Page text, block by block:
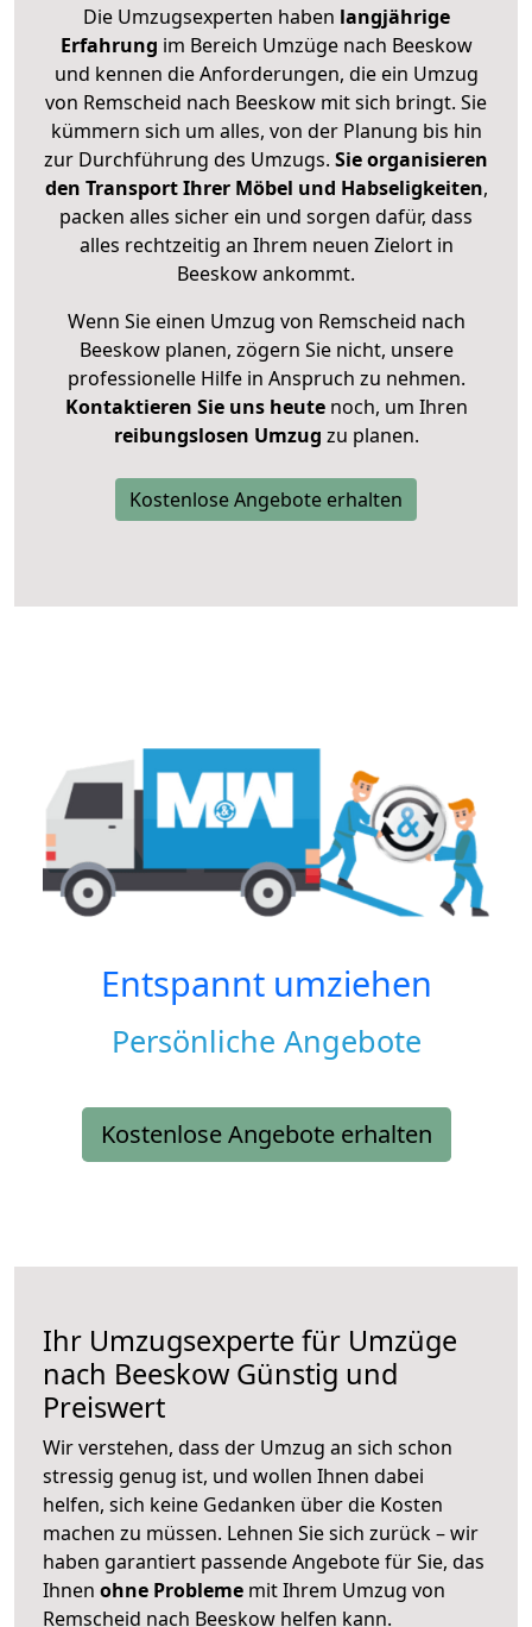
Die Umzugsexperten haben langjährige
Erfahrung im Bereich Umzüge nach Beeskow
und kennen die Anforderungen, die ein Umzug
von Remscheid nach Beeskow mit sich bringt. Sie
kümmern sich um alles, von der Planung bis hin
zur Durchführung des Umzugs. Sie organisieren
den Transport Ihrer Möbel und Habseligkeiten,
packen alles sicher ein und sorgen dafür, dass
alles rechtzeitig an Ihrem neuen Zielort in
Beeskow ankommt.
Wenn Sie einen Umzug von Remscheid nach
Beeskow planen, zögern Sie nicht, unsere
professionelle Hilfe in Anspruch zu nehmen.
Kontaktieren Sie uns heutenoch, um Ihren
reibungslosen Umzug zu planen.
Kostenlose Angebote erhalten
Entspannt umziehen
Persönliche Angebote
Kostenlose Angebote erhalten
Ihr Umzugsexperte für Umzüge
nach Beeskow Günstig und
Preiswert
Wir verstehen, dass der Umzug an sich schon
stressig genug ist, und wollen Ihnen dabei
helfen, sich keine Gedanken über die Kosten
machen zu müssen. Lehnen Sie sich zurück – wir
haben garantiert passende Angebote für Sie, das
Ihnen ohne Probleme mit Ihrem Umzug von
Remscheid nach Beeskow helfen kann.